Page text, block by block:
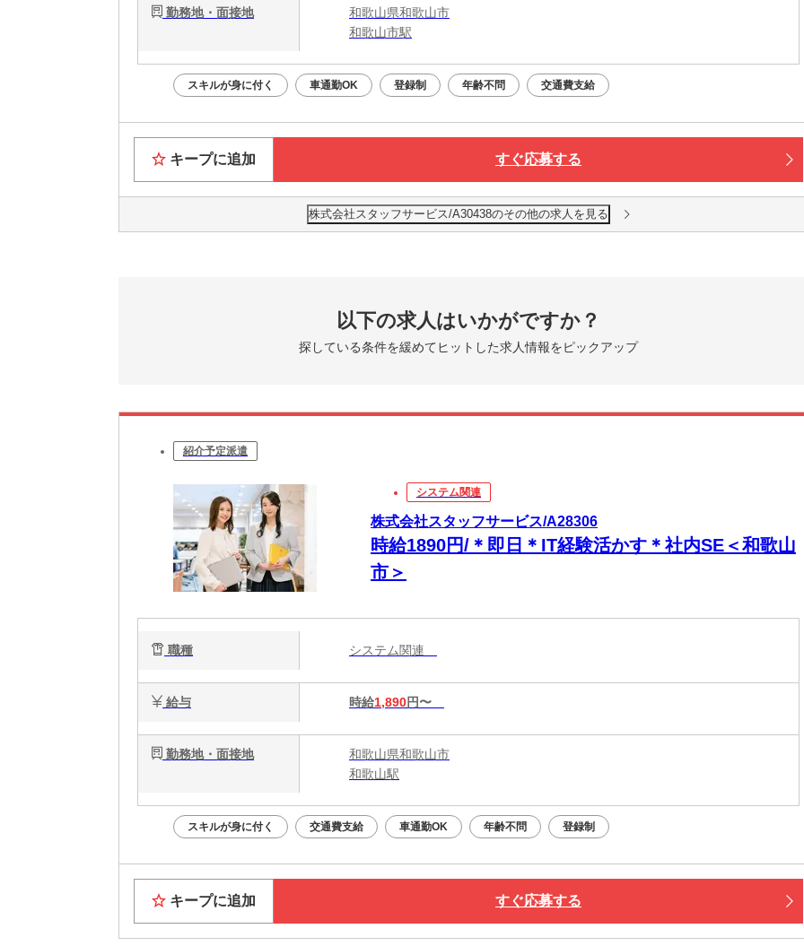
勤務地・面接地
和歌山県和歌山市
和歌山市駅
スキルが身に付く 車通勤OK 登録制 年齢不問 交通費支給
キープに追加 すぐ応募する
株式会社スタッフサービス/A30438のその他の求人を見る
以下の求人はいかがですか？
探している条件を緩めてヒットした求人情報をピックアップ
紹介予定派遣
システム関連
株式会社スタッフサービス/A28306
時給1890円/＊即日＊IT経験活かす＊社内SE＜和歌山
市＞
職種 システム関連
給与 時給1,890円〜
勤務地・面接地
和歌山県和歌山市
和歌山駅
スキルが身に付く 交通費支給 車通勤OK 年齢不問 登録制
キープに追加 すぐ応募する